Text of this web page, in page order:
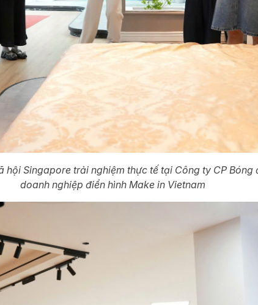
Singapore trải nghiệm thực tế tại Công ty CP Bóng
doanh nghiệp điển hình Make in Vietnam